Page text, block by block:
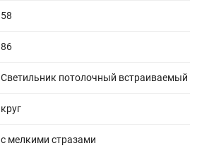
58
86
Светильник потолочный встраиваемый
круг
с мелкими стразами